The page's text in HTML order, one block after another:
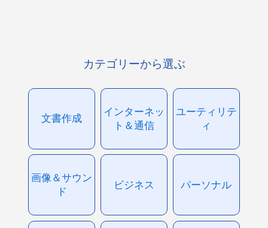
カテゴリーから選ぶ
文書作成
インターネッ
ト＆通信
ユーティリテ
ィ
画像＆サウン
ド
ビジネス パーソナル